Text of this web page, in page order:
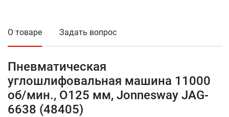
О товаре Задать вопрос
Пневматическая
углошлифовальная машина 11000
об/мин., O125 мм, Jonnesway JAG-
6638 (48405)